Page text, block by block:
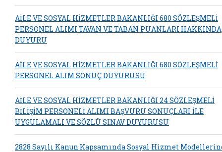
AİLE VE SOSYAL HİZMETLER BAKANLIĞI 680 SÖZLEŞMELİ
PERSONEL ALIMI TAVAN VE TABAN PUANLARI HAKKINDA
DUYURU
AİLE VE SOSYAL HİZMETLER BAKANLIĞI 680 SÖZLEŞMELİ
PERSONEL ALIM SONUÇ DUYURUSU
AİLE VE SOSYAL HİZMETLER BAKANLIĞI 24 SÖZLEŞMELİ
BİLİŞİM PERSONELİ ALIMI BAŞVURU SONUÇLARI İLE
UYGULAMALI VE SÖZLÜ SINAV DUYURUSU
2828 Sayılı Kanun Kapsamında Sosyal Hizmet